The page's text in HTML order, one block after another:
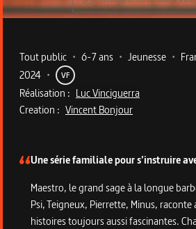
Metadata du programme
Tout public • 6-7 ans • Jeunesse •
2024 • VF
Réalisation : Luc Vinciguerra
Creation : Vincent Bonjour
Une série familiale pour s’instruire
Maestro, le grand sage à la longue
Psi, Teigneux, Pierrette, Minus,
histoires toujours aussi fascinantes.